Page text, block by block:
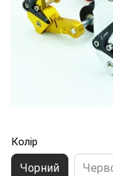
Колір
Чорний